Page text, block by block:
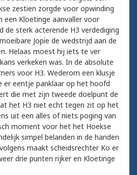
zestien zorgde voor opwinding
een Kloetinge aanvaller voor
de sterk acterende H3 verdediging
Jopie de wedstrijd aan de
Helaas moest hij iets te ver
verkeken was. In de absolute
voor H3. Wederom een klusje
er eentje panklaar op het hoofd
die met zijn tweede doelpunt de
het H3 niet echt tegen zit op het
uit een alles of niets poging van
moment voor het het Hoekse
simpel belanden in de handen
maakt scheidsrechter Ko er
drie punten rijker en Kloetinge